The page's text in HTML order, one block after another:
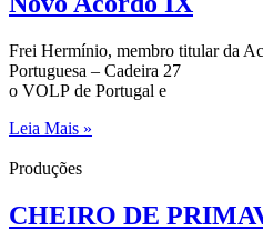
Frei Hermínio, membro titular da
Portuguesa – Cadeira 27
o VOLP de Portugal e
Leia Mais »
Produções
CHEIRO DE